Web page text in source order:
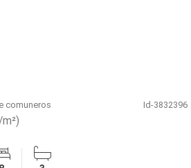
comuneros Id-3832396